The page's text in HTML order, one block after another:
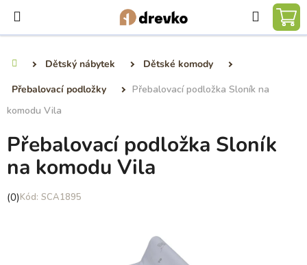
obsah
Hledat
Dětský nábytek
Dětské komody
Přebalovací podložky
Přebalovací podložka Sloník na
komodu Vila
Přebalovací podložka Sloník
na komodu Vila
Průměrné
(0) SCA1895